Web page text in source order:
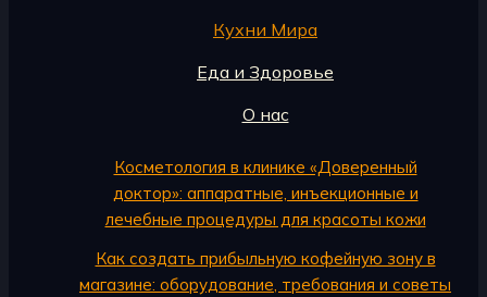
Кухни Мира
Еда и Здоровье
О нас
Косметология в клинике «Доверенный
доктор»: аппаратные, инъекционные и
лечебные процедуры для красоты кожи
Как создать прибыльную кофейную зону в
магазине: оборудование, требования и советы